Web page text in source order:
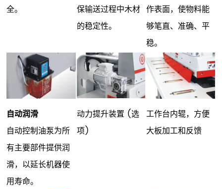
全。
保输送过程中木材
的稳定性。
作表面，使物料能
够笔直、准确、平
稳。
自动润滑
自动控制油泵为所
有主要部件提供润
滑，以延长机器使
用寿命。
动力提升装置 (选
项)
工作台内辊，方便
大板加工和反馈